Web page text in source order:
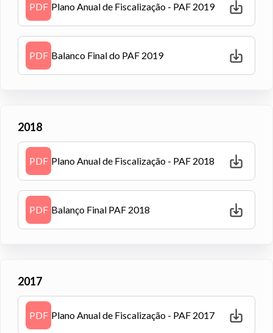
PDF Plano Anual de Fiscalização - PAF 2019
PDF Balanco Final do PAF 2019
2018
PDF Plano Anual de Fiscalização - PAF 2018
PDF Balanço Final PAF 2018
2017
PDF Plano Anual de Fiscalização - PAF 2017